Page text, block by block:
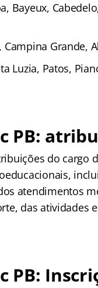
Bayeux,
Campina
Luzia, Patos,
PB:
do cargo
atendimentos
das atividades
PB: